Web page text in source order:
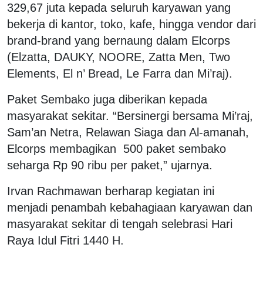
329,67 juta kepada seluruh karyawan yang
bekerja di kantor, toko, kafe, hingga vendor dari
brand-brand yang bernaung dalam Elcorps
(Elzatta, DAUKY, NOORE, Zatta Men, Two
Elements, El n’ Bread, Le Farra dan Mi’raj).
Paket Sembako juga diberikan kepada
masyarakat sekitar. “Bersinergi bersama Mi’raj,
Sam’an Netra, Relawan Siaga dan Al-amanah,
Elcorps membagikan 500 paket sembako
seharga Rp 90 ribu per paket,” ujarnya.
Irvan Rachmawan berharap kegiatan ini
menjadi penambah kebahagiaan karyawan dan
masyarakat sekitar di tengah selebrasi Hari
Raya Idul Fitri 1440 H.